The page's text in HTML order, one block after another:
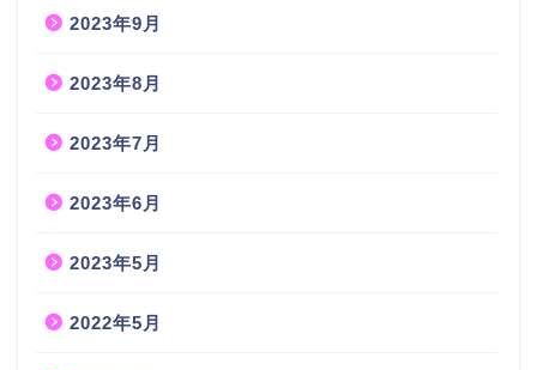
2023年9月
2023年8月
2023年7月
2023年6月
2023年5月
2022年5月